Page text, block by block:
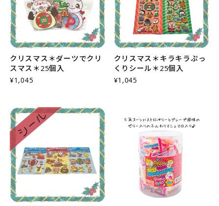
クリスマス＊ダーツでクリ
スマス＊25個入
¥1,045
クリスマス＊キラキラぷっ
くりシール＊25個入
¥1,045